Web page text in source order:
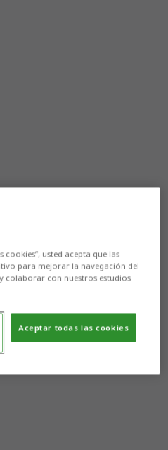
cookies”, usted acepta que las
para mejorar la navegación del
colaborar con nuestros estudios
Aceptar todas las cookies